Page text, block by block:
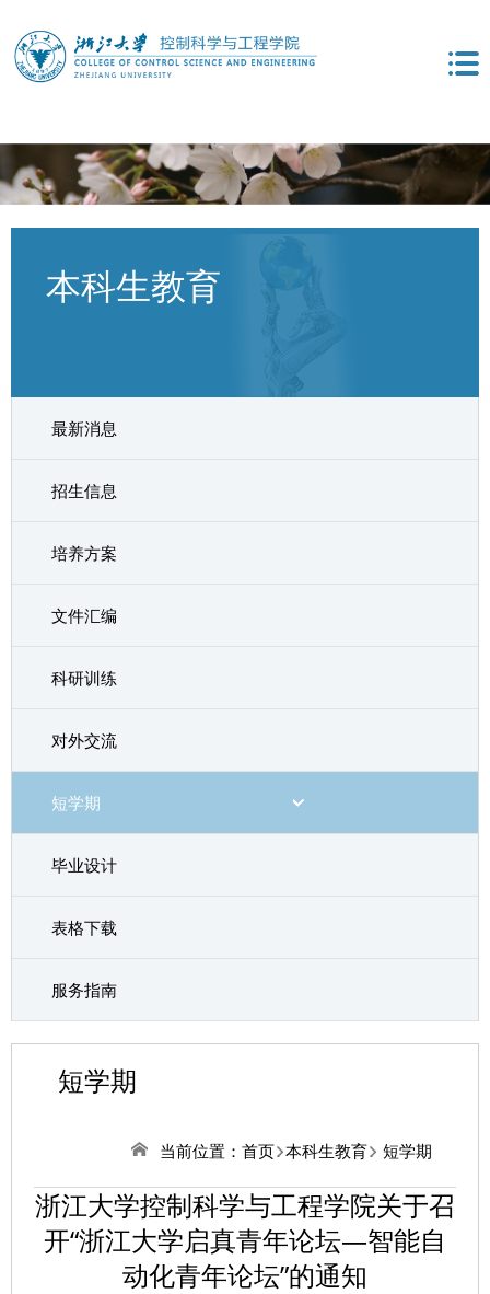
本科生教育
最新消息
招生信息
培养方案
文件汇编
科研训练
对外交流
短学期
毕业设计
表格下载
服务指南
短学期
当前位置： 首页 本科生教育 短学期
浙江大学控制科学与工程学院关于召
开“浙江大学启真青年论坛―智能自
动化青年论坛”的通知